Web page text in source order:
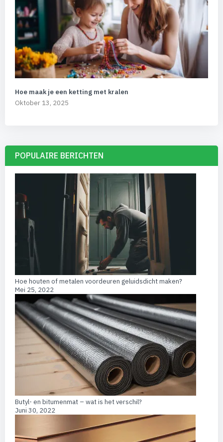
Hoe maak je een ketting met kralen
Oktober 13, 2025
POPULAIRE BERICHTEN
Hoe houten of metalen voordeuren geluidsdicht maken?
Mei 25, 2022
Butyl- en bitumenmat – wat is het verschil?
Juni 30, 2022